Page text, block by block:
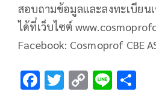
สอบถามข้อมูลและลงทะเบียน
ได้ที่เว็บไซต์
Facebook: Cosmoprof CBE
F T C Li